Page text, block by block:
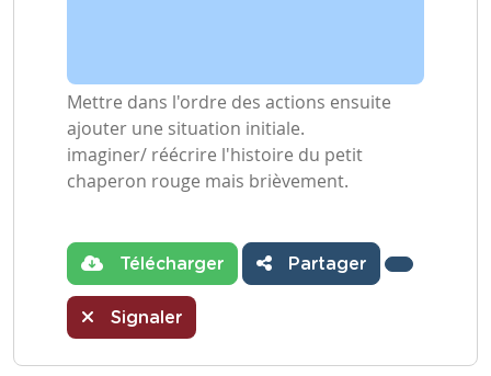
Mettre dans l'ordre des actions ensuite
ajouter une situation initiale.
imaginer/ réécrire l'histoire du petit
chaperon rouge mais brièvement.
Télécharger Partager
Signaler